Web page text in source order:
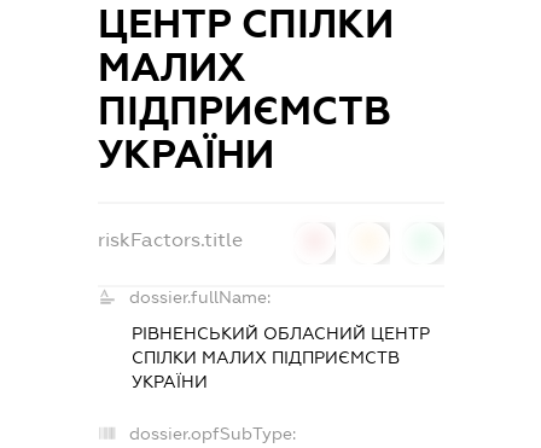
ЦЕНТР СПІЛКИ
МАЛИХ
ПІДПРИЄМСТВ
УКРАЇНИ
riskFactors.title
dossier.fullName:
РІВНЕНСЬКИЙ ОБЛАСНИЙ ЦЕНТР
СПІЛКИ МАЛИХ ПІДПРИЄМСТВ
УКРАЇНИ
dossier.opfSubType: